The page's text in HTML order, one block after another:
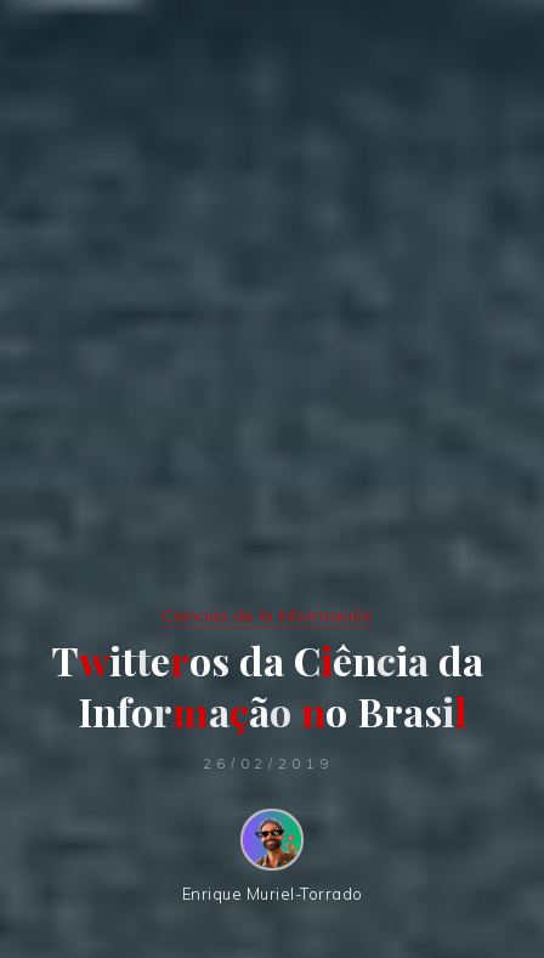
Ciencias de la Información
Twitteros da Ciência da
Informação no Brasil
26/02/2019
Enrique Muriel-Torrado